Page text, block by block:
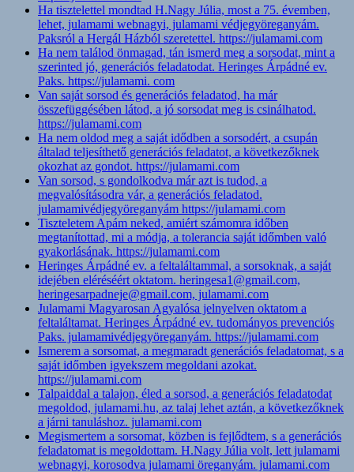
Ha tisztelettel mondtad H.Nagy Júlia, most a 75. évemben,
lehet, julamami webnagyi, julamami védjegyöreganyám.
Paksról a Hergál Házból szeretettel. https://julamami.com
Ha nem találod önmagad, tán ismerd meg a sorsodat, mint a
szerinted jó, generációs feladatodat. Heringes Árpádné ev.
Paks. https://julamami. com
Van saját sorsod és generációs feladatod, ha már
összefüggésében látod, a jó sorsodat meg is csinálhatod.
https://julamami.com
Ha nem oldod meg a saját idődben a sorsodért, a csupán
általad teljesíthető generációs feladatot, a következőknek
okozhat az gondot. https://julamami.com
Van sorsod, s gondolkodva már azt is tudod, a
megvalósításodra vár, a generációs feladatod.
julamamivédjegyöreganyám https://julamami.com
Tiszteletem Apám neked, amiért számomra időben
megtanítottad, mi a módja, a tolerancia saját időmben való
gyakorlásának. https://julamami.com
Heringes Árpádné ev. a feltaláltammal, a sorsoknak, a saját
idejében eléréséért oktatom. heringesa1@gmail.com,
heringesarpadneje@gmail.com, julamami.com
Julamami Magyarosan Agyalósa jelnyelven oktatom a
feltaláltamat. Heringes Árpádné ev. tudományos prevenciós
Paks. julamamivédjegyöreganyám. https://julamami.com
Ismerem a sorsomat, a megmaradt generációs feladatomat, s a
saját időmben igyekszem megoldani azokat.
https://julamami.com
Talpaiddal a talajon, éled a sorsod, a generációs feladatodat
megoldod, julamami.hu, az talaj lehet aztán, a következőknek
a járni tanuláshoz. julamami.com
Megismertem a sorsomat, közben is fejlődtem, s a generációs
feladatomat is megoldottam. H.Nagy Júlia volt, lett julamami
webnagyi, korosodva julamami öreganyám. julamami.com